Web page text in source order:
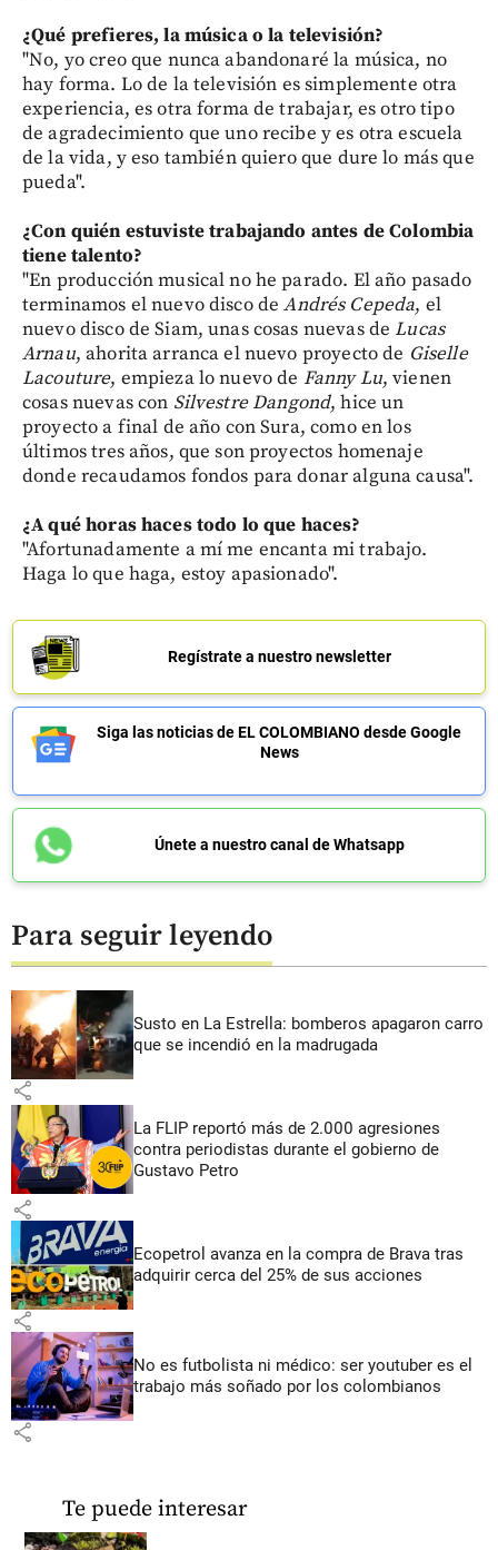
¿Qué prefieres, la música o la televisión?
"No, yo creo que nunca abandonaré la música, no
hay forma. Lo de la televisión es simplemente otra
experiencia, es otra forma de trabajar, es otro tipo
de agradecimiento que uno recibe y es otra escuela
de la vida, y eso también quiero que dure lo más que
pueda".
¿Con quién estuviste trabajando antes de Colombia
tiene talento?
"En producción musical no he parado. El año pasado
terminamos el nuevo disco deAndrés Cepeda, el
nuevo disco de Siam, unas cosas nuevas deLucas
Arnau, ahorita arranca el nuevo proyecto de Giselle
Lacouture, empieza lo nuevo de Fanny Lu, vienen
cosas nuevas con SilvestreDangond, hice un
proyecto a final de año con Sura, como en los
últimos tres años, que son proyectos homenaje
donde recaudamos fondos para donar alguna causa".
¿A qué horas haces todo lo que haces?
"Afortunadamente a mí me encanta mi trabajo.
Haga lo que haga, estoy apasionado".
Regístrate a nuestro newsletter
Siga las noticias de EL COLOMBIANO desde Google
News
Únete a nuestro canal de Whatsapp
Para seguir leyendo
Susto en La Estrella: bomberos apagaron carro
que se incendió en la madrugada
share
La FLIP reportó más de 2.000 agresiones
contra periodistas durante el gobierno de
Gustavo Petro
share
Ecopetrol avanza en la compra de Brava tras
adquirir cerca del 25% de sus acciones
share
No es futbolista ni médico: ser youtuber es el
trabajo más soñado por los colombianos
share
Te puede interesar